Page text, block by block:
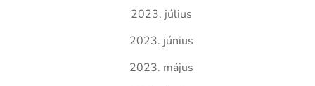
2023. július
2023. június
2023. május